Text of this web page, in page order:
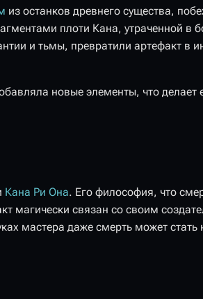
из останков древнего существа,
плоти Кана, утраченной в
и тьмы, превратили артефакт в
новые элементы, что делает
Кана Ри Она. Его философия, что
магически связан со своим
мастера даже смерть может